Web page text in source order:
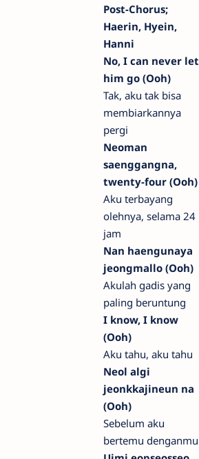
Post-Chorus;
Haerin, Hyein,
Hanni
No, I can never let
him go (Ooh)
Tak, aku tak bisa
membiarkannya
pergi
Neoman
saenggangna,
twenty-four (Ooh)
Aku terbayang
olehnya, selama 24
jam
Nan haengunaya
jeongmallo (Ooh)
Akulah gadis yang
paling beruntung
I know, I know
(Ooh)
Aku tahu, aku tahu
Neol algi
jeonkkajineun na
(Ooh)
Sebelum aku
bertemu denganmu